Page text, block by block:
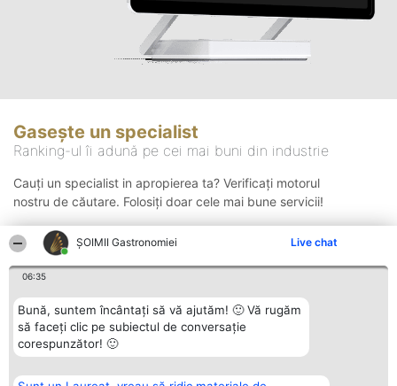
ȘOIMII Gastronomiei Live chat
06:35
Bună, suntem încântați să vă ajutăm! 🙂 Vă rugăm
să faceți clic pe subiectul de conversație
corespunzător! 🙂
Gasește un specialist
Ranking-ul îi adună pe cei mai buni din industrie
Cauți un specialist in apropierea ta? Verificați motorul
nostru de căutare. Folosiți doar cele mai bune servicii!